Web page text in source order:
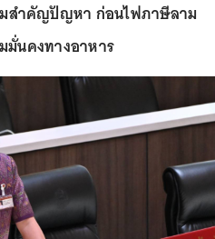
สำคัญปัญหา ก่อนไฟภาษีลาม
มั่นคงทางอาหาร